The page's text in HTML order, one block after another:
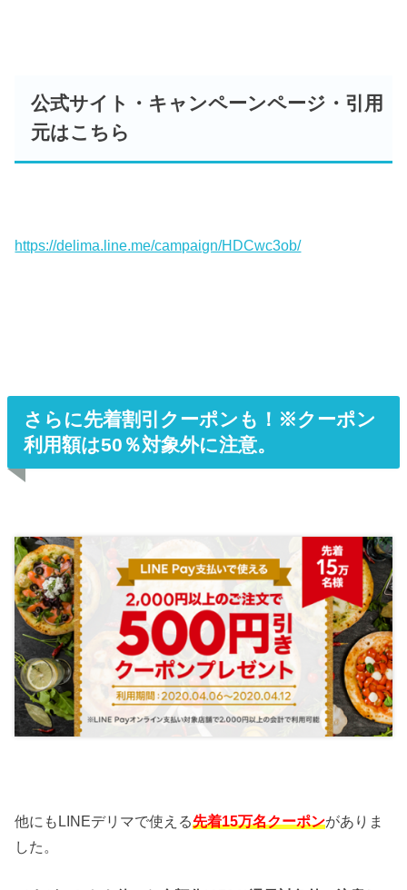
公式サイト・キャンペーンページ・引用
元はこちら
https://delima.line.me/campaign/HDCwc3ob/
さらに先着割引クーポンも！※クーポン
利用額は50％対象外に注意。
他にもLINEデリマで使える先着15万名クーポンがありま
した。